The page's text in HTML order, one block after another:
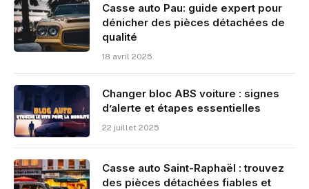
Casse auto Pau: guide expert pour
dénicher des pièces détachées de
qualité
18 avril 2025
Changer bloc ABS voiture : signes
d’alerte et étapes essentielles
22 juillet 2025
Casse auto Saint-Raphaël : trouvez
des pièces détachées fiables et